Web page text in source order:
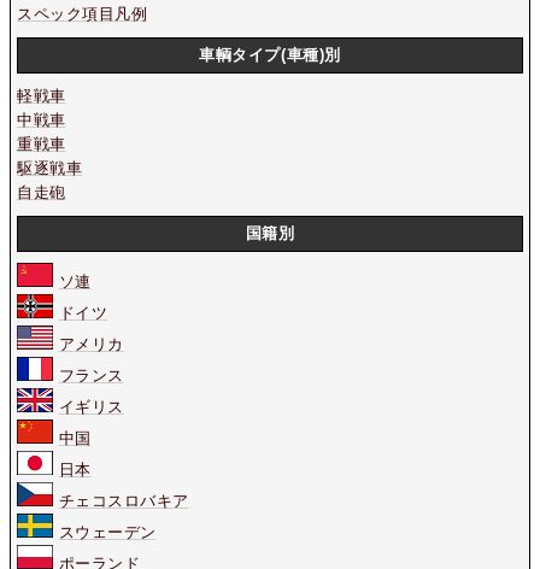
スペック項目凡例
車輌タイプ(車種)別
軽戦車
中戦車
重戦車
駆逐戦車
自走砲
国籍別
ソ連
ドイツ
アメリカ
フランス
イギリス
中国
日本
チェコスロバキア
スウェーデン
ポーランド